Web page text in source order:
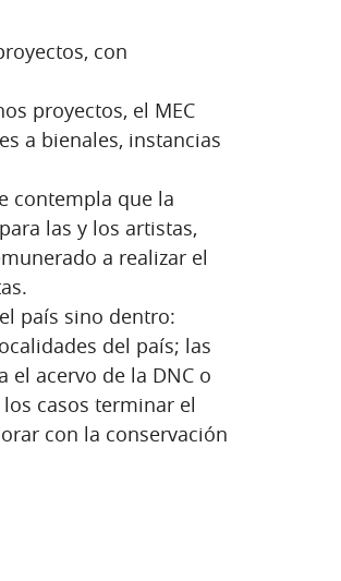
con
proyectos, el MEC
a bienales, instancias
contempla que la
las y los artistas,
a realizar el
país sino dentro:
del país; las
acervo de la DNC o
casos terminar el
con la conservación